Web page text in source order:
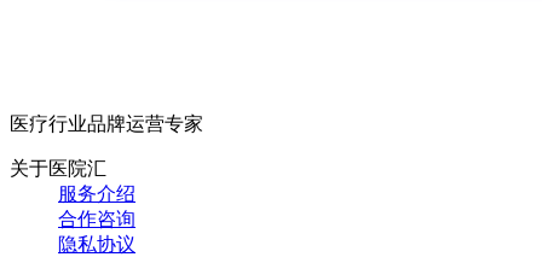
医疗行业品牌运营专家
关于医院汇
服务介绍
合作咨询
隐私协议